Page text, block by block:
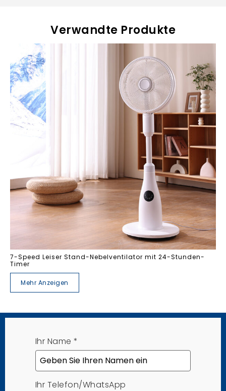
Verwandte Produkte
7-Speed ​​Leiser Stand-Nebelventilator mit 24-Stunden-
Timer
Mehr Anzeigen
Ihr Name *
Ihr Telefon/WhatsApp